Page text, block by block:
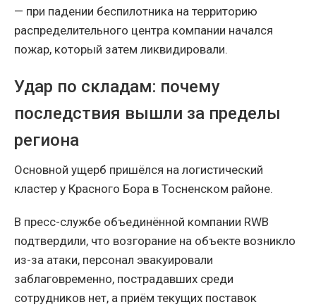
— при падении беспилотника на территорию
распределительного центра компании начался
пожар, который затем ликвидировали.
Удар по складам: почему
последствия вышли за пределы
региона
Основной ущерб пришёлся на логистический
кластер у Красного Бора в Тосненском районе.
В пресс-службе объединённой компании RWB
подтвердили, что возгорание на объекте возникло
из-за атаки, персонал эвакуировали
заблаговременно, пострадавших среди
сотрудников нет, а приём текущих поставок